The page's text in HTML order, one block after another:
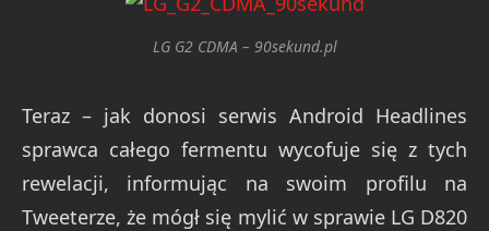
LG G2 CDMA – 90sekund.pl
Teraz – jak donosi serwis Android Headlines
sprawca całego fermentu wycofuje się z tych
rewelacji, informując na swoim profilu na
Tweeterze, że mógł się mylić w sprawie LG D820